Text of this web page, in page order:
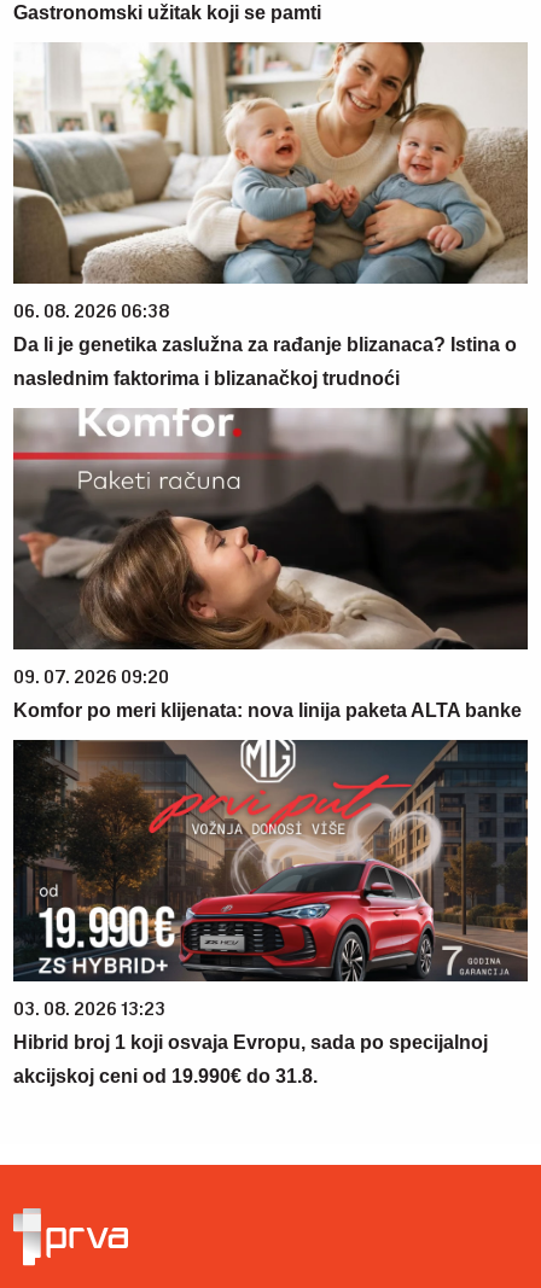
Gastronomski užitak koji se pamti
06. 08. 2026 06:38
Da li je genetika zaslužna za rađanje blizanaca? Istina o
naslednim faktorima i blizanačkoj trudnoći
09. 07. 2026 09:20
Komfor po meri klijenata: nova linija paketa ALTA banke
03. 08. 2026 13:23
Hibrid broj 1 koji osvaja Evropu, sada po specijalnoj
akcijskoj ceni od 19.990€ do 31.8.